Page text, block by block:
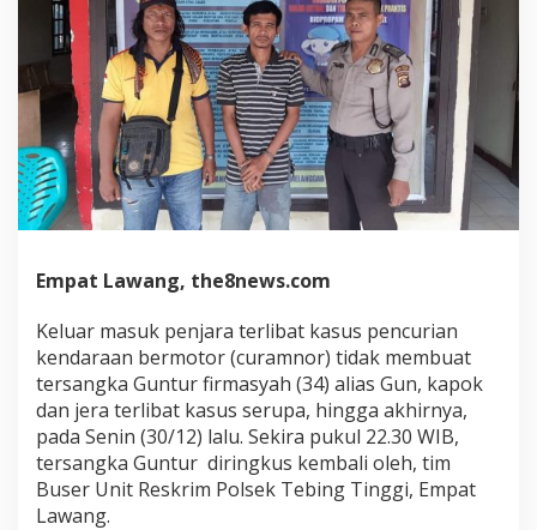
Empat Lawang, the8news.com
Keluar masuk penjara terlibat kasus pencurian
kendaraan bermotor (curamnor) tidak membuat
tersangka Guntur firmasyah (34) alias Gun, kapok
dan jera terlibat kasus serupa, hingga akhirnya,
pada Senin (30/12) lalu. Sekira pukul 22.30 WIB,
tersangka Guntur diringkus kembali oleh, tim
Buser Unit Reskrim Polsek Tebing Tinggi, Empat
Lawang.